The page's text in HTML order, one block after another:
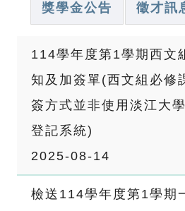
獎學金公告 徵才訊
114學年度第1學期西文
知及加簽單(西文組必修
簽方式並非使用淡江大
登記系統)
2025-08-14
檢送114學年度第1學期